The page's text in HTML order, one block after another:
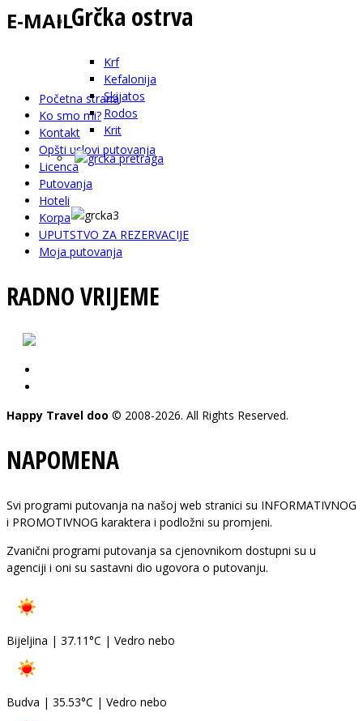
Grčka ostrva
Krf
Kefalonija
Skijatos
Rodos
Krit
E-MAIL
info@happytravelbn.com
Početna strana
Ko smo mi?
Kontakt
Opšti uslovi putovanja
Licenca
Putovanja
Hoteli
Korpa
UPUTSTVO ZA REZERVACIJE
Moja putovanja
RADNO VRIJEME
Happy Travel doo © 2008-2026. All Rights Reserved.
NAPOMENA
Svi programi putovanja na našoj web stranici su INFORMATIVNOG
i PROMOTIVNOG karaktera i podložni su promjeni.
Zvanični programi putovanja sa cjenovnikom dostupni su u
agenciji i oni su sastavni dio ugovora o putovanju.
Bijeljina | 37.11°C | Vedro nebo
Budva | 35.53°C | Vedro nebo